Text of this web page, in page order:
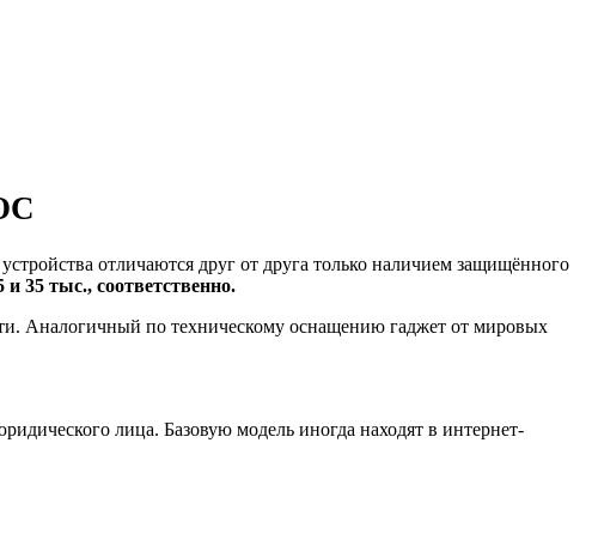
отличаются друг от друга только наличием защищённого
35 тыс., соответственно.
Аналогичный по техническому оснащению гаджет от мировых
лица. Базовую модель иногда находят в интернет-